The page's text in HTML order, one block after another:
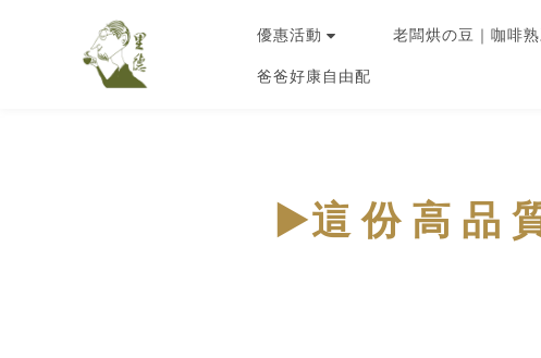
優惠活動 老闆烘の豆｜咖啡熟
爸爸好康自由配
►這 份 高 品